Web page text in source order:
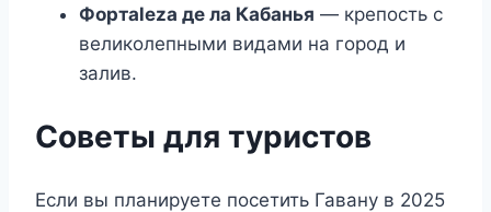
Фортaleza де ла Кабанья — крепость с
великолепными видами на город и
залив.
Советы для туристов
Если вы планируете посетить Гавану в 2025